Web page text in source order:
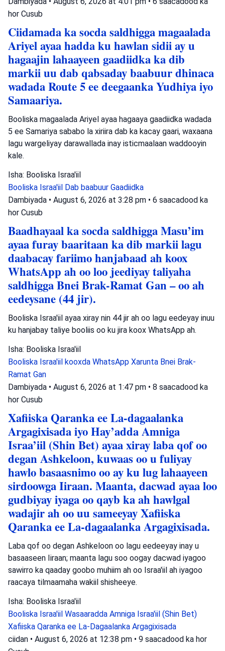
hor Cusub
Ciidamada ka socda saldhigga magaalada
Ariyel ayaa hadda ku hawlan sidii ay u
hagaajin lahaayeen gaadiidka ka dib
markii uu dab qabsaday baabuur dhinaca
wadada Route 5 ee deegaanka Yudhiya iyo
Samaariya.
Booliska magaalada Ariyel ayaa hagaaya gaadiidka wadada
5 ee Samariya sababo la xiriira dab ka kacay gaari, waxaana
lagu wargeliyay darawallada inay isticmaalaan waddooyin
kale.
Isha: Booliska Israa'iil
Booliska Israa'iil Dab baabuur Gaadiidka
Dambiyada • August 6, 2026 at 3:28 pm • 6 saacadood ka
hor Cusub
Baadhayaal ka socda saldhigga Masu’im
ayaa furay baaritaan ka dib markii lagu
daabacay fariimo hanjabaad ah koox
WhatsApp ah oo loo jeediyay taliyaha
saldhigga Bnei Brak-Ramat Gan – oo ah
eedeysane (44 jir).
Booliska Israa'iil ayaa xiray nin 44 jir ah oo lagu eedeyay inuu
ku hanjabay taliye booliis oo ku jira koox WhatsApp ah.
Isha: Booliska Israa'iil
Booliska Israa'iil kooxda WhatsApp Xarunta Bnei Brak-
Ramat Gan
Dambiyada • August 6, 2026 at 1:47 pm • 8 saacadood ka
hor Cusub
Xafiiska Qaranka ee La-dagaalanka
Argagixisada iyo Hay’adda Amniga
Israa’iil (Shin Bet) ayaa xiray laba qof oo
degan Ashkeloon, kuwaas oo u fuliyay
hawlo basaasnimo oo ay ku lug lahaayeen
sirdoowga Iiraan. Maanta, dacwad ayaa loo
gudbiyay iyaga oo qayb ka ah hawlgal
wadajir ah oo uu sameeyay Xafiiska
Qaranka ee La-dagaalanka Argagixisada.
Laba qof oo degan Ashkeloon oo lagu eedeeyay inay u
basaaseen Iiraan; maanta lagu soo oogay dacwad iyagoo
sawirro ka qaaday goobo muhiim ah oo Israa'iil ah iyagoo
raacaya tilmaamaha wakiil shisheeye.
Isha: Booliska Israa'iil
Booliska Israa'iil Wasaaradda Amniga Israa'iil (Shin Bet)
Xafiiska Qaranka ee La-Dagaalanka Argagixisada
ciidan • August 6, 2026 at 12:38 pm • 9 saacadood ka hor